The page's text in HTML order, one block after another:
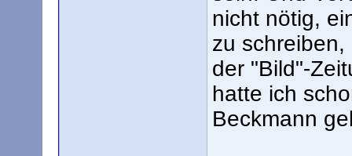
nicht nötig,
zu
der "Bild"-
hatte ich
Beckmann